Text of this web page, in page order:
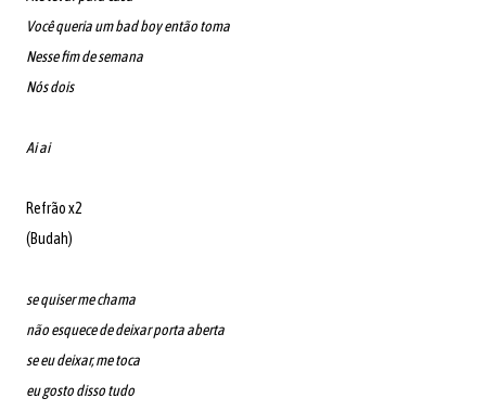
Você queria um bad boy então toma
Nesse fim de semana
Nós dois
Ai ai
Refrão x2
(Budah)
se quiser me chama
não esquece de deixar porta aberta
se eu deixar, me toca
eu gosto disso tudo